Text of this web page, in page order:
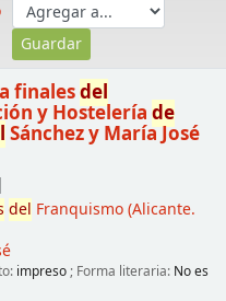
finalesdel
y Hostelería de
Sánchez y María José
del Franquismo(Alicante.
impreso ; Forma literaria: No es